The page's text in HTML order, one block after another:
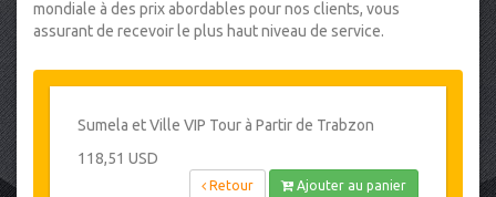
mondiale à des prix abordables pour nos clients, vous
assurant de recevoir le plus haut niveau de service.
Sumela et Ville VIP Tour à Partir de Trabzon
118,51 USD
Retour Ajouter au panier